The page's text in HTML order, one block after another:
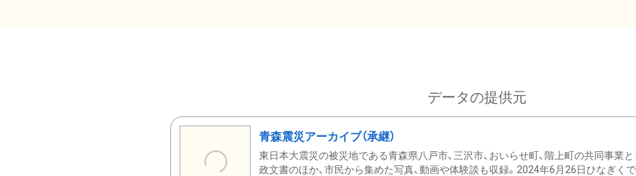
データの提供元
青森震災アーカイブ（承継）
東日本大震災の被災地である青森県八戸市、三沢市、おいらせ町、階上町の共同事業
政文書のほか、市民から集めた写真、動画や体験談も収録。2024年6月26日ひなぎく